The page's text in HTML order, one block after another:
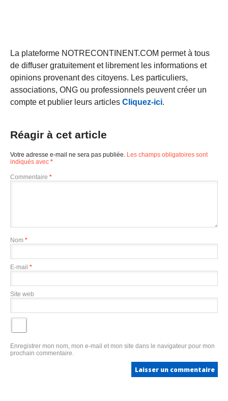
La plateforme NOTRECONTINENT.COM permet à tous
de diffuser gratuitement et librement les informations et
opinions provenant des citoyens. Les particuliers,
associations, ONG ou professionnels peuvent créer un
compte et publier leurs articles Cliquez-ici.
Réagir à cet article
Votre adresse e-mail ne sera pas publiée. Les champs obligatoires sont
indiqués avec *
Commentaire *
Nom *
E-mail *
Site web
Enregistrer mon nom, mon e-mail et mon site dans le navigateur pour mon
prochain commentaire.